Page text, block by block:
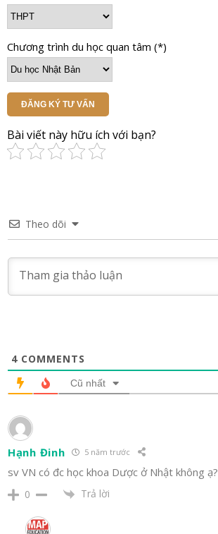
Chương trình du học quan tâm (*)
ĐĂNG KÝ TƯ VẤN
Bài viết này hữu ích với bạn?
Theo dõi
4 COMMENTS
Cũ nhất
Hạnh Đinh 5 năm trước
sv VN có đc học khoa Dược ở Nhật không ạ?
0 Trả lời